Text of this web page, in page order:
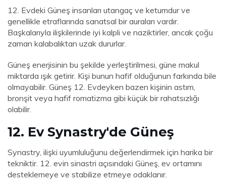
12. Evdeki Güneş insanları utangaç ve ketumdur ve
genellikle etraflarında sanatsal bir auraları vardır.
Başkalarıyla ilişkilerinde iyi kalpli ve naziktirler, ancak çoğu
zaman kalabalıktan uzak dururlar.
Güneş enerjisinin bu şekilde yerleştirilmesi, güne makul
miktarda ışık getirir. Kişi bunun hafif olduğunun farkında bile
olmayabilir. Güneş 12. Evdeyken bazen kişinin astım,
bronşit veya hafif romatizma gibi küçük bir rahatsızlığı
olabilir.
12. Ev Synastry'de Güneş
Synastry, ilişki uyumluluğunu değerlendirmek için harika bir
tekniktir. 12. evin sinastri açısındaki Güneş, ev ortamını
desteklemeye ve stabilize etmeye odaklanır.